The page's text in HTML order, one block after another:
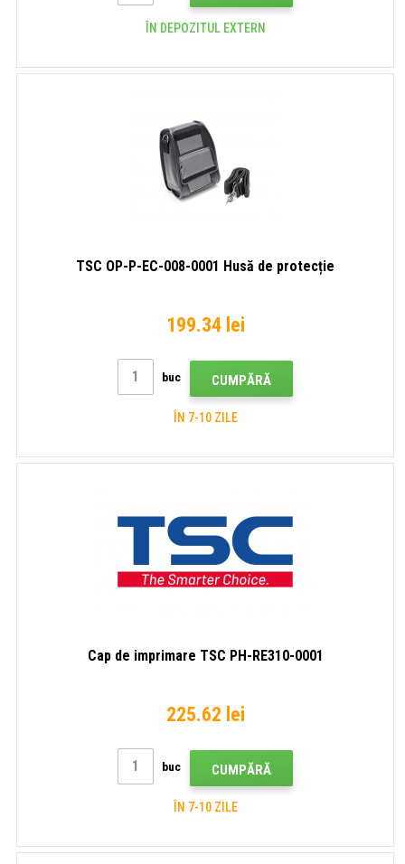
ÎN DEPOZITUL EXTERN
TSC OP-P-EC-008-0001 Husă de protecție
199.34 lei
buc CUMPĂRĂ
ÎN 7-10 ZILE
Cap de imprimare TSC PH-RE310-0001
225.62 lei
buc CUMPĂRĂ
ÎN 7-10 ZILE